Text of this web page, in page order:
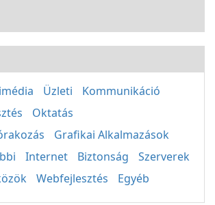
Üzleti
Kommunikáció
Oktatás
Grafikai Alkalmazások
Internet Biztonság
Szerverek
Webfejlesztés Egyéb